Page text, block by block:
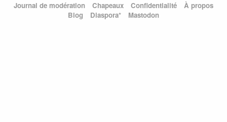
Journal de modération Chapeaux Confidentialité
À propos
Blog
Diaspora* Mastodon